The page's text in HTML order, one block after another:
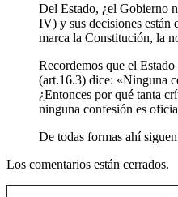
Del Estado, ¿el Gobierno
IV) y sus decisiones están
marca la Constitución, la
Recordemos que el
(art.16.3) dice: «Ninguna
¿Entonces por qué tanta
ninguna confesión es
De todas formas ahí
Los comentarios están cerrados.
Escribe tu correo electrónico…